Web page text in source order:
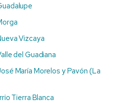
Vizcaya
del Guadiana
María Morelos y Pavón (La
Tierra Blanca